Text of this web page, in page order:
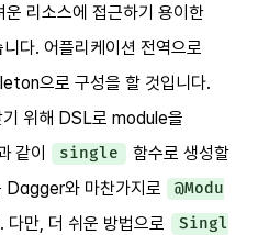
리소스에 접근하기 용이한
다. 어플리케이션 전역으로
으로 구성을 할 것입니다.
기 위해 DSL로 module을
같이
single
함수로 생성할
Dagger와 마찬가지로
@Modu
다만, 더 쉬운 방법으로
Singl